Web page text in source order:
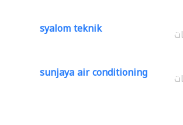
syalom teknik
sunjaya air conditioning